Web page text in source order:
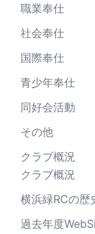
職業奉仕
社会奉仕
国際奉仕
青少年奉仕
同好会活動
その他
クラブ概況
クラブ概況
横浜緑RCの歴
過去年度